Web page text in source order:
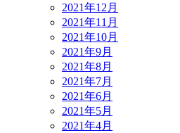
2021年12月
2021年11月
2021年10月
2021年9月
2021年8月
2021年7月
2021年6月
2021年5月
2021年4月